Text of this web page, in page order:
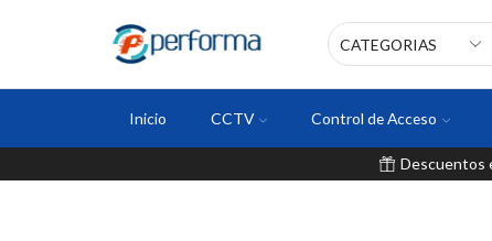
Inicio CCTV Control de Acceso
Descuentos